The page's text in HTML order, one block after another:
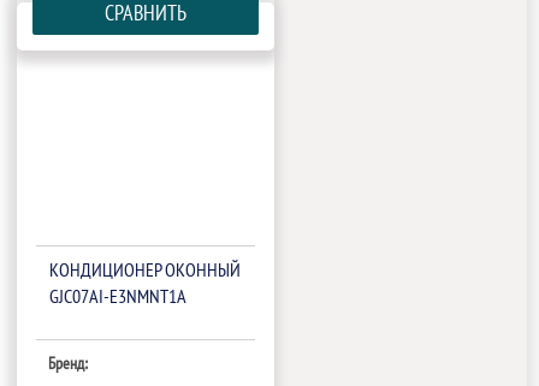
СРАВНИТЬ
КОНДИЦИОНЕР ОКОННЫЙ
GJC07AI-E3NMNT1A
Бренд: